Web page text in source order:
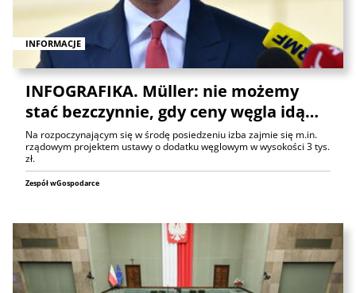
INFORMACJE
INFOGRAFIKA. Müller: nie możemy
stać bezczynnie, gdy ceny węgla idą…
Na rozpoczynającym się w środę posiedzeniu izba zajmie się m.in.
rządowym projektem ustawy o dodatku węglowym w wysokości 3 tys.
zł.
Zespół wGospodarce